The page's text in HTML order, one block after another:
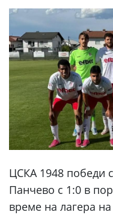
ЦСКА 1948 победи
Панчево с 1:0 в
време на лагера